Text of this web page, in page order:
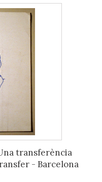
transferència
- Barcelona